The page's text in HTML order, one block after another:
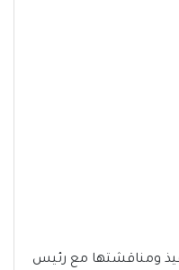
ومناقشتها مع رئيس